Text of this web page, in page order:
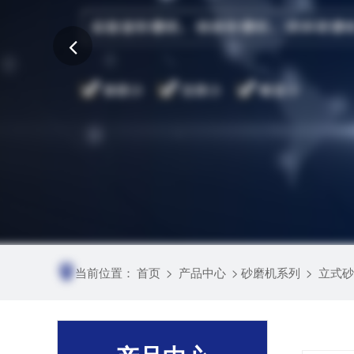
当前位置： 首页 > 产品中心 > 砂磨机系列 > 立式